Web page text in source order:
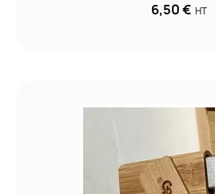
6,50 € HT